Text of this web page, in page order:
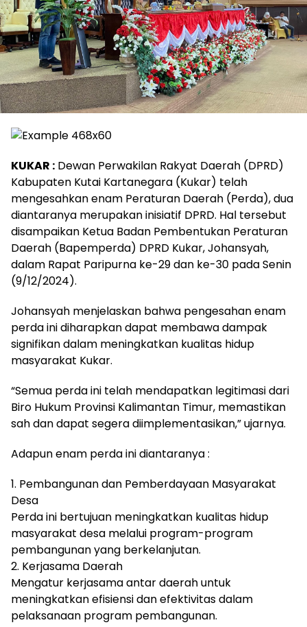
KUKAR : Dewan Perwakilan Rakyat Daerah (DPRD)
Kabupaten Kutai Kartanegara (Kukar) telah
mengesahkan enam Peraturan Daerah (Perda), dua
diantaranya merupakan inisiatif DPRD. Hal tersebut
disampaikan Ketua Badan Pembentukan Peraturan
Daerah (Bapemperda) DPRD Kukar, Johansyah,
dalam Rapat Paripurna ke-29 dan ke-30 pada Senin
(9/12/2024).
Johansyah menjelaskan bahwa pengesahan enam
perda ini diharapkan dapat membawa dampak
signifikan dalam meningkatkan kualitas hidup
masyarakat Kukar.
“Semua perda ini telah mendapatkan legitimasi dari
Biro Hukum Provinsi Kalimantan Timur, memastikan
sah dan dapat segera diimplementasikan,” ujarnya.
Adapun enam perda ini diantaranya :
1. Pembangunan dan Pemberdayaan Masyarakat
Desa
Perda ini bertujuan meningkatkan kualitas hidup
masyarakat desa melalui program-program
pembangunan yang berkelanjutan.
2. Kerjasama Daerah
Mengatur kerjasama antar daerah untuk
meningkatkan efisiensi dan efektivitas dalam
pelaksanaan program pembangunan.